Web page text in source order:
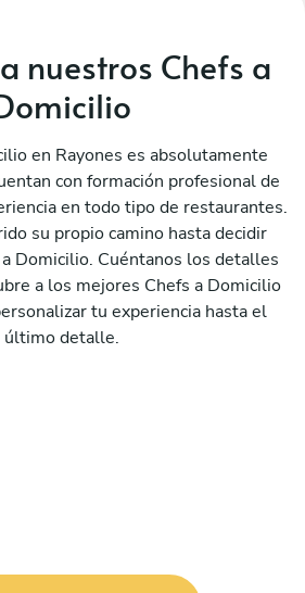
nuestros Chefs a
en Rayones es absolutamente
con formación profesional de
en todo tipo de restaurantes.
su propio camino hasta decidir
Domicilio. Cuéntanos los detalles
a los mejores Chefs a Domicilio
tu experiencia hasta el
último detalle.